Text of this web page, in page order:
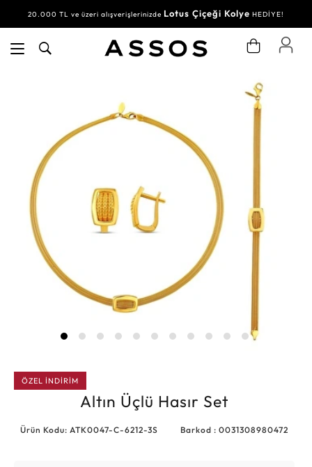
20.000 TL ve üzeri alışverişlerinizde Lotus Çiçeği Kolye HEDİYE!
ÖZEL İNDİRİM
Altın Üçlü Hasır Set
Ürün Kodu: ATK0047-C-6212-3S Barkod : 0031308980472